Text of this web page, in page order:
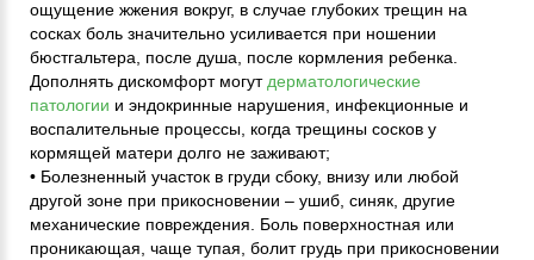
ощущение жжения вокруг, в случае глубоких трещин на
сосках боль значительно усиливается при ношении
бюстгальтера, после душа, после кормления ребенка.
Дополнять дискомфорт могут дерматологические
патологии и эндокринные нарушения, инфекционные и
воспалительные процессы, когда трещины сосков у
кормящей матери долго не заживают;
• Болезненный участок в груди сбоку, внизу или любой
другой зоне при прикосновении – ушиб, синяк, другие
механические повреждения. Боль поверхностная или
проникающая, чаще тупая, болит грудь при прикосновении